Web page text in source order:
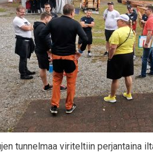
tunnelmaa viriteltiin perjantaina